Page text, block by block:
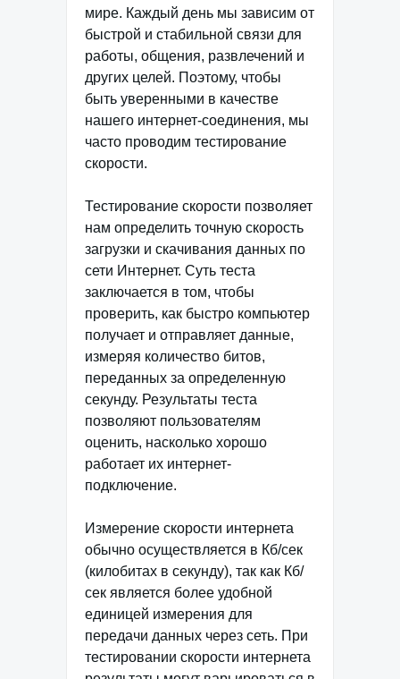
мире. Каждый день мы зависим от
быстрой и стабильной связи для
работы, общения, развлечений и
других целей. Поэтому, чтобы
быть уверенными в качестве
нашего интернет-соединения, мы
часто проводим тестирование
скорости.
Тестирование скорости позволяет
нам определить точную скорость
загрузки и скачивания данных по
сети Интернет. Суть теста
заключается в том, чтобы
проверить, как быстро компьютер
получает и отправляет данные,
измеряя количество битов,
переданных за определенную
секунду. Результаты теста
позволяют пользователям
оценить, насколько хорошо
работает их интернет-
подключение.
Измерение скорости интернета
обычно осуществляется в Кб/сек
(килобитах в секунду), так как Кб/
сек является более удобной
единицей измерения для
передачи данных через сеть. При
тестировании скорости интернета